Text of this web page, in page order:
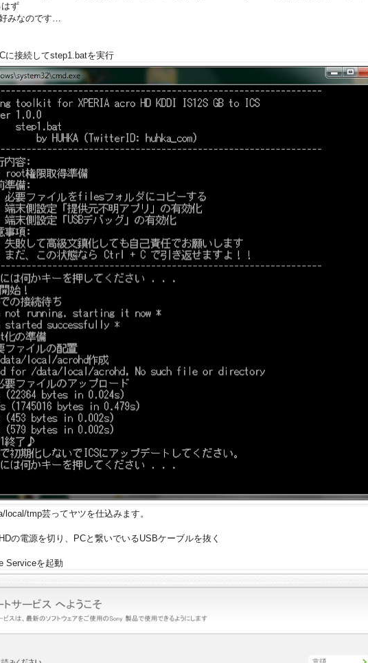
ず
みなのです…
に接続してstep1.batを実行
local/tmp芸ってヤツを仕込みます。
の電源を切り、PCと繋いでいるUSBケーブルを抜く
Serviceを起動